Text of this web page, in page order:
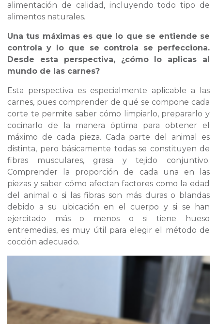
alimentación de calidad, incluyendo todo tipo de
alimentos naturales.
Una tus máximas es que lo que se entiende se
controla y lo que se controla se perfecciona.
Desde esta perspectiva, ¿cómo lo aplicas al
mundo de las carnes?
Esta perspectiva es especialmente aplicable a las
carnes, pues comprender de qué se compone cada
corte te permite saber cómo limpiarlo, prepararlo y
cocinarlo de la manera óptima para obtener el
máximo de cada pieza. Cada parte del animal es
distinta, pero básicamente todas se constituyen de
fibras musculares, grasa y tejido conjuntivo.
Comprender la proporción de cada una en las
piezas y saber cómo afectan factores como la edad
del animal o si las fibras son más duras o blandas
debido a su ubicación en el cuerpo y si se han
ejercitado más o menos o si tiene hueso
entremedias, es muy útil para elegir el método de
cocción adecuado.